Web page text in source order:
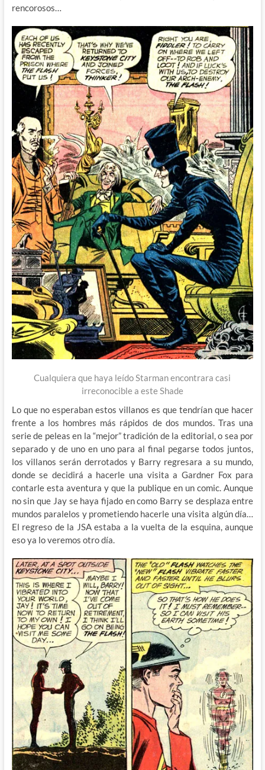
rencorosos…
Cualquiera que haya leído Starman encontrara casi
irreconocible a este Shade
Lo que no esperaban estos villanos es que tendrían que hacer
frente a los hombres más rápidos de dos mundos. Tras una
serie de peleas en la “mejor” tradición de la editorial, o sea por
separado y de uno en uno para al final pegarse todos juntos,
los villanos serán derrotados y Barry regresara a su mundo,
donde se decidirá a hacerle una visita a Gardner Fox para
contarle esta aventura y que la publique en un comic. Aunque
no sin que Jay se haya fijado en como Barry se desplaza entre
mundos paralelos y prometiendo hacerle una visita algún día…
El regreso de la JSA estaba a la vuelta de la esquina, aunque
eso ya lo veremos otro día.